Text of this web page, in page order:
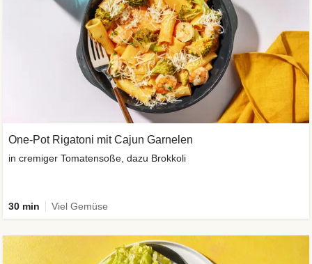
One-Pot Rigatoni mit Cajun Garnelen
in cremiger Tomatensoße, dazu Brokkoli
30 min Viel Gemüse